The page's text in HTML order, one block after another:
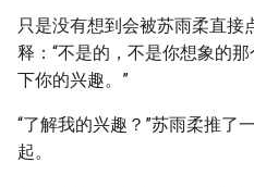
只是没有想到会被苏雨柔直接
释：“不是的，不是你想象的
下你的兴趣。”
“了解我的兴趣？”苏雨柔推了
起。